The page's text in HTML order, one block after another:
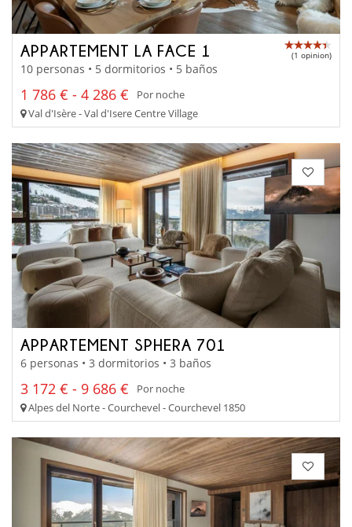
APPARTEMENT LA FACE 1 (1 opinion)
10 personas • 5 dormitorios • 5 baños
1 786 € - 4 286 €
Por noche
Val d'Isère - Val d'Isere Centre Village
APPARTEMENT SPHERA 701
6 personas • 3 dormitorios • 3 baños
3 172 € - 9 686 €
Por noche
Alpes del Norte - Courchevel - Courchevel 1850